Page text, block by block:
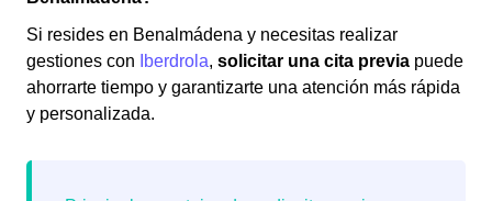
Si resides en Benalmádena y necesitas realizar
gestiones con
Iberdrola, solicitar una cita previa puede
ahorrarte tiempo y garantizarte una atención más rápida
y personalizada.